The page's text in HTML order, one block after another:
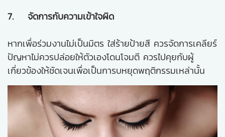
7. จัดการกับความเข้าใจผิด
หากเพื่อร่วมงานไม่เป็นมิตร ใส่ร้ายป้ายสี ควรจัดการเคลียร์
ปัญหาไม่ควรปล่อยให้ตัวเองโดนโจมตี ควรไปคุยกับผู้
เกี่ยวข้องให้ชัดเจนเพื่อเป็นการบหยุดพฤติกรรมเหล่านั้น